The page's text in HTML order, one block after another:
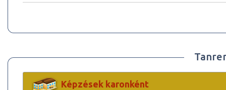
Képzések karonként